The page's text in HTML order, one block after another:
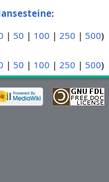
:
| 50 | 100 | 250 | 500)
| 50 | 100 | 250 | 500)